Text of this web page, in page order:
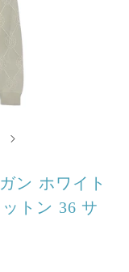
ン ホワイト
トン 36 サ